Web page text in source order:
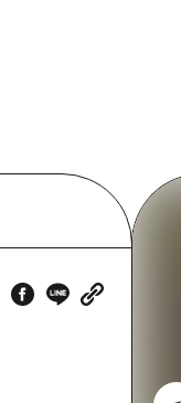
아트
Dive!
Hiroshima